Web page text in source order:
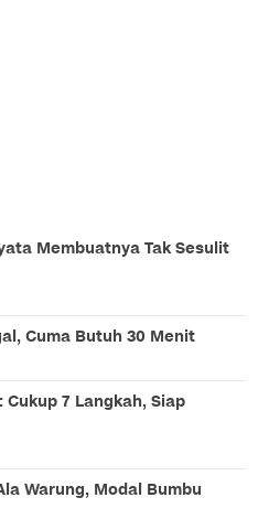
Membuatnya Tak Sesulit
Cuma Butuh 30 Menit
Cukup 7 Langkah, Siap
Warung, Modal Bumbu